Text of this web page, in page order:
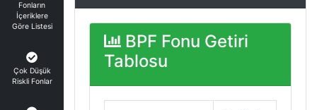
Fonların
İçeriklere
Göre Listesi
Çok Düşük
Riskli Fonlar
BPF Fonu Getiri
Tablosu